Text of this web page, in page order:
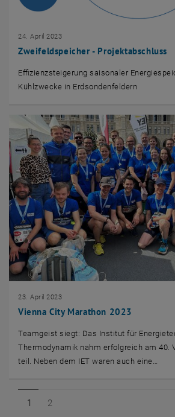
Zweifeldspeicher - Projektabschluss
24. April 2023
Effizienzsteigerung saisonaler
Kühlzwecke in Erdsondenfeldern
Vienna City Marathon 2023
23. April 2023
Teamgeist siegt: Das Institut für
Thermodynamik nahm erfolgreich am 40.
teil. Neben dem IET waren auch eine…
Seite 1 von 2
1 Seite 2 von 2
2